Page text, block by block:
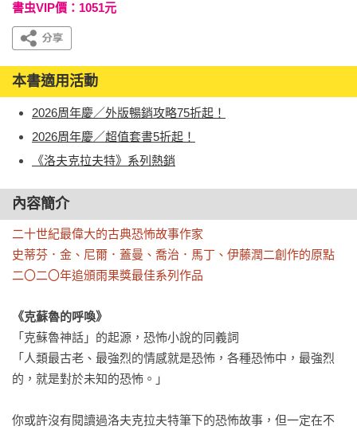
書虫VIP價：1051元
本書適用活動
2026周年慶／外版暢銷攻略75折起！
2026周年慶／超值套書5折起！
《洛夫克拉夫特》系列熱銷
內容簡介
二十世紀最偉大的古典恐怖故事作家
史蒂芬．金、尼爾．蓋曼、喬治．馬丁、伊藤潤二創作的原點
二〇二〇年追頒雨果獎最佳系列作品
《克蘇魯的呼喚》
「克蘇魯神話」的起源，恐怖小說的同義詞
「人類最古老、最強烈的情感就是恐怖，各種恐怖中，最強烈
的，就是對於未知的恐怖。」
你或許沒有閱讀過洛夫克拉夫特筆下的恐怖故事，但一定在不